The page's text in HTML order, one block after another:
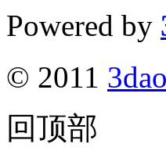
Powered by
© 2011
回顶部